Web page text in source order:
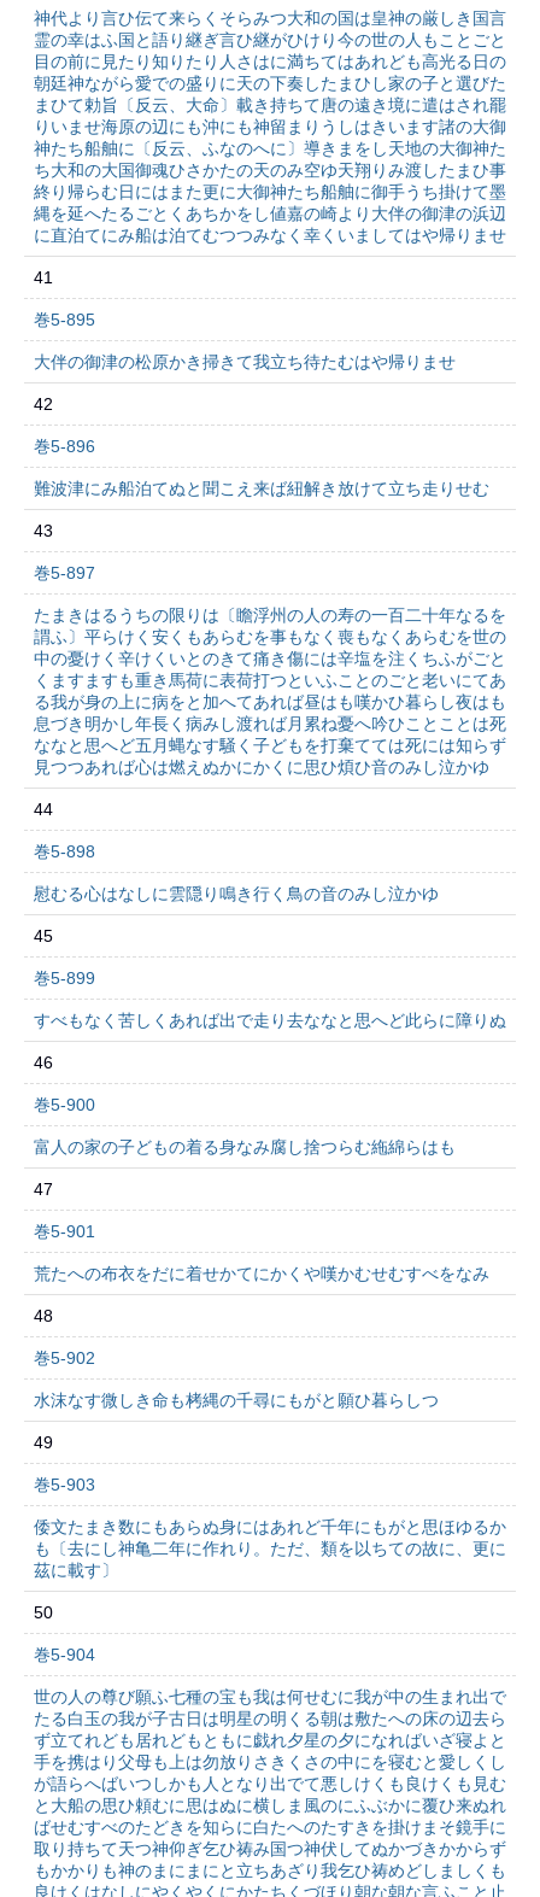
神代より言ひ伝て来らくそらみつ大和の国は皇神の厳しき国言
霊の幸はふ国と語り継ぎ言ひ継がひけり今の世の人もことごと
目の前に見たり知りたり人さはに満ちてはあれども高光る日の
朝廷神ながら愛での盛りに天の下奏したまひし家の子と選びた
まひて勅旨〔反云、大命〕載き持ちて唐の遠き境に遣はされ罷
りいませ海原の辺にも沖にも神留まりうしはきいます諸の大御
神たち船舳に〔反云、ふなのへに〕導きまをし天地の大御神た
ち大和の大国御魂ひさかたの天のみ空ゆ天翔りみ渡したまひ事
終り帰らむ日にはまた更に大御神たち船舳に御手うち掛けて墨
縄を延へたるごとくあちかをし値嘉の崎より大伴の御津の浜辺
に直泊てにみ船は泊てむつつみなく幸くいましてはや帰りませ
41
巻5-895
大伴の御津の松原かき掃きて我立ち待たむはや帰りませ
42
巻5-896
難波津にみ船泊てぬと聞こえ来ば紐解き放けて立ち走りせむ
43
巻5-897
たまきはるうちの限りは〔瞻浮州の人の寿の一百二十年なるを
謂ふ〕平らけく安くもあらむを事もなく喪もなくあらむを世の
中の憂けく辛けくいとのきて痛き傷には辛塩を注くちふがごと
くますますも重き馬荷に表荷打つといふことのごと老いにてあ
る我が身の上に病をと加へてあれば昼はも嘆かひ暮らし夜はも
息づき明かし年長く病みし渡れば月累ね憂へ吟ひことことは死
ななと思へど五月蝿なす騒く子どもを打棄てては死には知らず
見つつあれば心は燃えぬかにかくに思ひ煩ひ音のみし泣かゆ
44
巻5-898
慰むる心はなしに雲隠り鳴き行く鳥の音のみし泣かゆ
45
巻5-899
すべもなく苦しくあれば出で走り去ななと思へど此らに障りぬ
46
巻5-900
富人の家の子どもの着る身なみ腐し捨つらむ絁綿らはも
47
巻5-901
荒たへの布衣をだに着せかてにかくや嘆かむせむすべをなみ
48
巻5-902
水沫なす微しき命も栲縄の千尋にもがと願ひ暮らしつ
49
巻5-903
倭文たまき数にもあらぬ身にはあれど千年にもがと思ほゆるか
も〔去にし神亀二年に作れり。ただ、類を以ちての故に、更に
茲に載す〕
50
巻5-904
世の人の尊び願ふ七種の宝も我は何せむに我が中の生まれ出で
たる白玉の我が子古日は明星の明くる朝は敷たへの床の辺去ら
ず立てれども居れどもともに戯れ夕星の夕になればいざ寝よと
手を携はり父母も上は勿放りさきくさの中にを寝むと愛しくし
が語らへばいつしかも人となり出でて悪しけくも良けくも見む
と大船の思ひ頼むに思はぬに横しま風のにふぶかに覆ひ来ぬれ
ばせむすべのたどきを知らに白たへのたすきを掛けまそ鏡手に
取り持ちて天つ神仰ぎ乞ひ祷み国つ神伏してぬかづきかからず
もかかりも神のまにまにと立ちあざり我乞ひ祷めどしましくも
良けくはなしにやくやくにかたちくづほり朝な朝な言ふこと止